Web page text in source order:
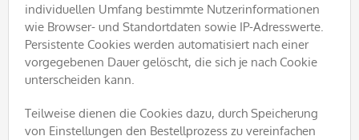
individuellen Umfang bestimmte Nutzerinformationen
wie Browser- und Standortdaten sowie IP-Adresswerte.
Persistente Cookies werden automatisiert nach einer
vorgegebenen Dauer gelöscht, die sich je nach Cookie
unterscheiden kann.
Teilweise dienen die Cookies dazu, durch Speicherung
von Einstellungen den Bestellprozess zu vereinfachen